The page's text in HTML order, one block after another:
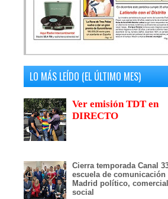
LO MÁS LEÍDO (EL ÚLTIMO MES)
Ver emisión TDT en
DIRECTO
Cierra temporada Canal
escuela de comunicación
Madrid político,
social